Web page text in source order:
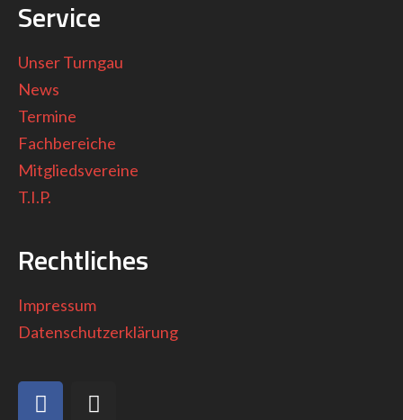
Service
Unser Turngau
News
Termine
Fachbereiche
Mitgliedsvereine
T.I.P.
Rechtliches
Impressum
Datenschutzerklärung